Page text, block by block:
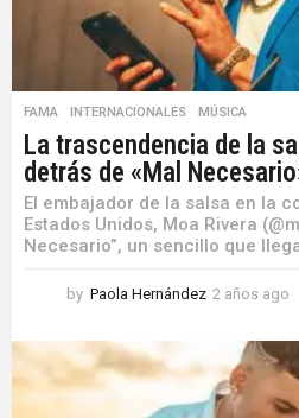
FAMA INTERNACIONALES ,MÚSICA
La trascendencia de la
detrás de «Mal
El embajador de la salsa en la
Estados Unidos, Moa Rivera
Necesario”, un sencillo que
by Paola Hernández 2 años ago
ñ
s
a